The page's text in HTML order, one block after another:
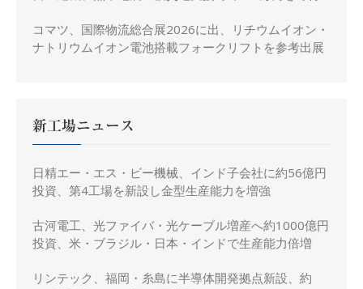
コマツ、国際物流総合展2026に出、リチウムイオン・
ナトリウムイオン電池搭載フォークリフトを参考出展
新工場ニュース
日精エー・エス・ビー機械、インド子会社に約56億円
投資、第4工場を新設し金型生産能力を増強
古河電工、光ファイバ・光ケーブル増産へ約1000億円
投資、米・ブラジル・日本・インドで生産能力倍増
リンテック、福岡・糸島に半導体開発拠点新設、約